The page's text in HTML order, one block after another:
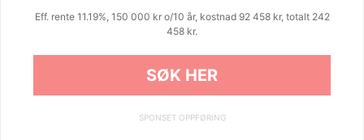
Eff. rente 11.19%, 150 000 kr o/10 år, kostnad 92 458 kr, totalt 242
458 kr.
SØK HER
SPONSET OPPFØRING